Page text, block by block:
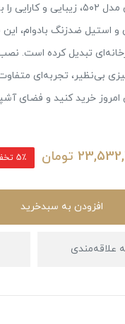
با سینک روکار اخوان مدل ۵۰۲،
و استیل ضدزنگ بادوام،
تبدیل کرده است.
بی‌نظیر، تجربه‌ای
خرید کنید و فضای
تومان 5٪ تخفیف
افزودن به سبدخرید